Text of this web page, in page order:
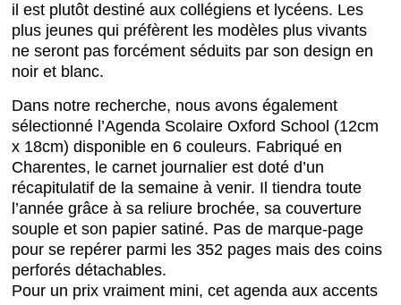
il est plutôt destiné aux collégiens et lycéens. Les
plus jeunes qui préfèrent les modèles plus vivants
ne seront pas forcément séduits par son design en
noir et blanc.
Dans notre recherche, nous avons également
sélectionné l’Agenda Scolaire Oxford School (12cm
x 18cm) disponible en 6 couleurs. Fabriqué en
Charentes, le carnet journalier est doté d’un
récapitulatif de la semaine à venir. Il tiendra toute
l’année grâce à sa reliure brochée, sa couverture
souple et son papier satiné. Pas de marque-page
pour se repérer parmi les 352 pages mais des coins
perforés détachables.
Pour un prix vraiment mini, cet agenda aux accents